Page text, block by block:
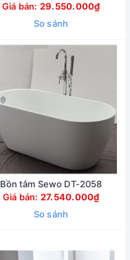
Giá bán: 29.550.000₫
So sánh
Bồn tắm Sewo DT-2058
Giá bán: 27.540.000₫
So sánh